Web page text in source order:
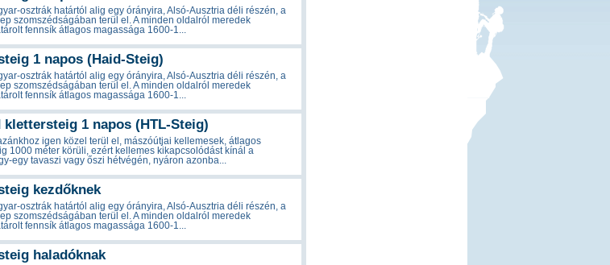
osztrák határtól alig egy órányira, Alsó-Ausztria déli részén, a
szomszédságában terül el. A minden oldalról meredek
fennsík átlagos magassága 1600-1...
1 napos (Haid-Steig)
osztrák határtól alig egy órányira, Alsó-Ausztria déli részén, a
szomszédságában terül el. A minden oldalról meredek
fennsík átlagos magassága 1600-1...
klettersteig 1 napos (HTL-Steig)
igen közel terül el, mászóútjai kellemesek, átlagos
1000 méter körüli, ezért kellemes kikapcsolódást kínál a
egy tavaszi vagy őszi hétvégén, nyáron azonba...
kezdőknek
osztrák határtól alig egy órányira, Alsó-Ausztria déli részén, a
szomszédságában terül el. A minden oldalról meredek
fennsík átlagos magassága 1600-1...
haladóknak